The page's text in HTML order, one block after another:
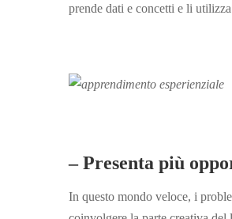
prende dati e concetti e li
– Presenta più
In questo mondo veloce, i